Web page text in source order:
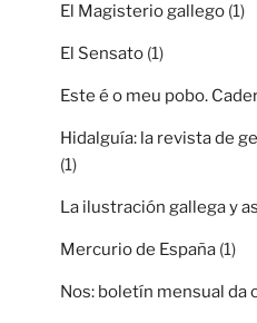
El Magisterio gallego (1)
El Sensato (1)
Este é o meu pobo.
Hidalguía: la revista de
(1)
La ilustración gallega y
Mercurio de España (1)
Nos: boletín mensual da